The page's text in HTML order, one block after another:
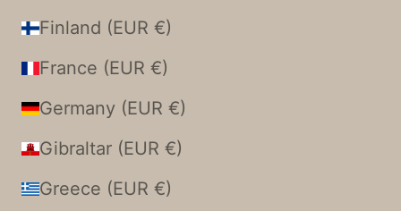
Finland (EUR €)
France (EUR €)
Germany (EUR €)
Gibraltar (EUR €)
Greece (EUR €)